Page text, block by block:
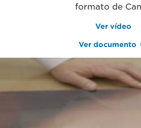
formato de
Ver vídeo
Ver documento